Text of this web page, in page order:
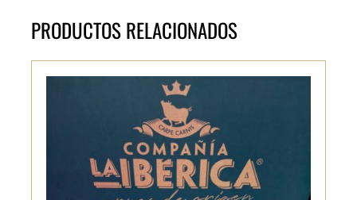
PRODUCTOS RELACIONADOS